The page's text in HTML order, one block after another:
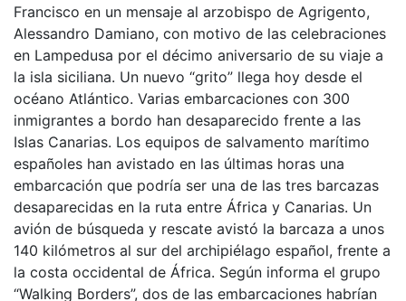
Francisco en un mensaje al arzobispo de Agrigento,
Alessandro Damiano, con motivo de las celebraciones
en Lampedusa por el décimo aniversario de su viaje a
la isla siciliana. Un nuevo “grito” llega hoy desde el
océano Atlántico. Varias embarcaciones con 300
inmigrantes a bordo han desaparecido frente a las
Islas Canarias. Los equipos de salvamento marítimo
españoles han avistado en las últimas horas una
embarcación que podría ser una de las tres barcazas
desaparecidas en la ruta entre África y Canarias. Un
avión de búsqueda y rescate avistó la barcaza a unos
140 kilómetros al sur del archipiélago español, frente a
la costa occidental de África. Según informa el grupo
“Walking Borders”, dos de las embarcaciones habrían